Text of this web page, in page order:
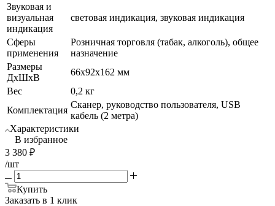
Звуковая и
визуальная
индикация
световая индикация, звуковая индикация
Сферы
применения
Розничная торговля (табак, алкоголь), общее
назначение
Размеры
ДхШхВ
66x92x162 мм
Вес
0,2 кг
Комплектация
Сканер, руководство пользователя, USB
кабель (2 метра)
Характеристики
В избранное
3 380 ₽
/шт
Купить
Заказать в 1 клик